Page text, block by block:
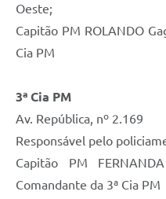
Oeste;
Capitão PM ROLANDO
Cia PM
3ª Cia PM
Av. República, nº 2.169
Responsável pelo
Capitão PM
Comandante da 3ª Cia PM